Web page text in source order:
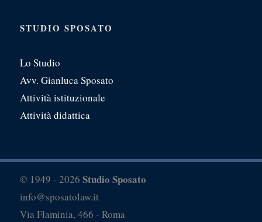
STUDIO SPOSATO
Lo Studio
Avv. Gianluca Sposato
Attività istituzionale
Attività didattica
© 1949 - 2026 Studio Sposato
info@sposatolaw.it
Via Flaminia, 466 - Roma